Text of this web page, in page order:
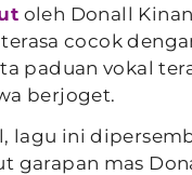
oleh Donall
cocok
paduan vokal
berjoget.
lagu ini
garapan mas